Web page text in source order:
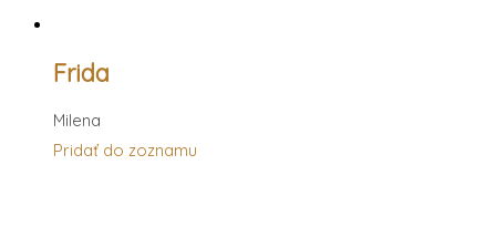
Frida
Milena
Pridať do zoznamu